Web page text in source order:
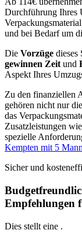
Durchführung Ihres
und bei Bedarf um
Die Vorzüge dieses
gewinnen Zeit und
Aspekt Ihres
Zu den finanziellen
gehören nicht nur
das
Zusatzleistungen
spezielle
Kempten mit 5
Sicher und
Empfehlungen
Dies stellt eine .